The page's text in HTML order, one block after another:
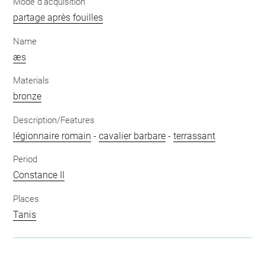
partage après fouilles
Name
æs
Materials
bronze
Description/Features
légionnaire romain -cavalier barbare -terrassant
Period
Constance II
Places
Tanis